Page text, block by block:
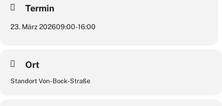
Termin
23. März 202609:00-16:00
Ort
Standort Von-Bock-Straße